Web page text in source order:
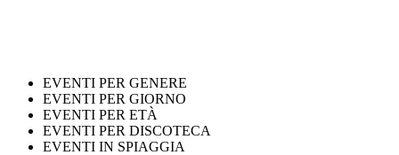
EVENTI PER GENERE
EVENTI PER GIORNO
EVENTI PER ETÀ
EVENTI PER DISCOTECA
EVENTI IN SPIAGGIA